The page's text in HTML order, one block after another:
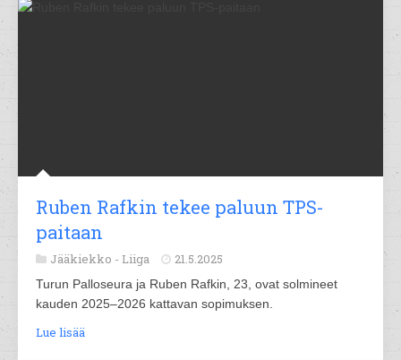
Ruben Rafkin tekee paluun TPS-
paitaan
Jääkiekko - Liiga 21.5.2025
Turun Palloseura ja Ruben Rafkin, 23, ovat solmineet
kauden 2025–2026 kattavan sopimuksen.
Lue lisää